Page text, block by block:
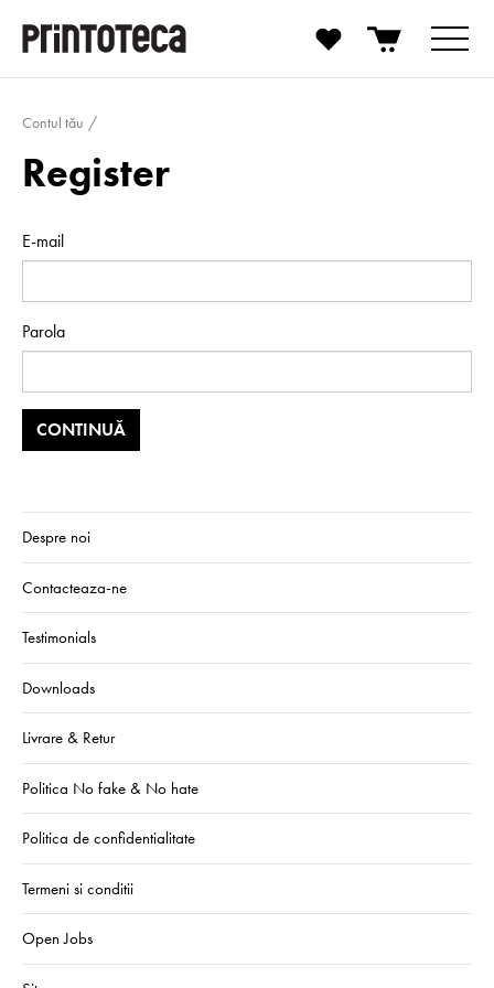
Contul tău
Register
E-mail
Parola
Despre noi
Contacteaza-ne
Testimonials
Downloads
Livrare & Retur
Politica No fake & No hate
Politica de confidentialitate
Termeni si conditii
Open Jobs